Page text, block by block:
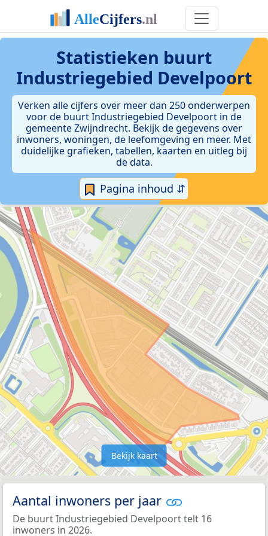
Statistieken buurt
Industriegebied Develpoort
Verken alle cijfers over meer dan 250 onderwerpen
voor de buurt Industriegebied Develpoort in de
gemeente Zwijndrecht. Bekijk de gegevens over
inwoners, woningen, de leefomgeving en meer. Met
duidelijke grafieken, tabellen, kaarten en uitleg bij
de data.
Pagina inhoud ⇵
Bekijk kaart
Aantal inwoners per jaar
De buurt Industriegebied Develpoort telt 16
inwoners in 2026.